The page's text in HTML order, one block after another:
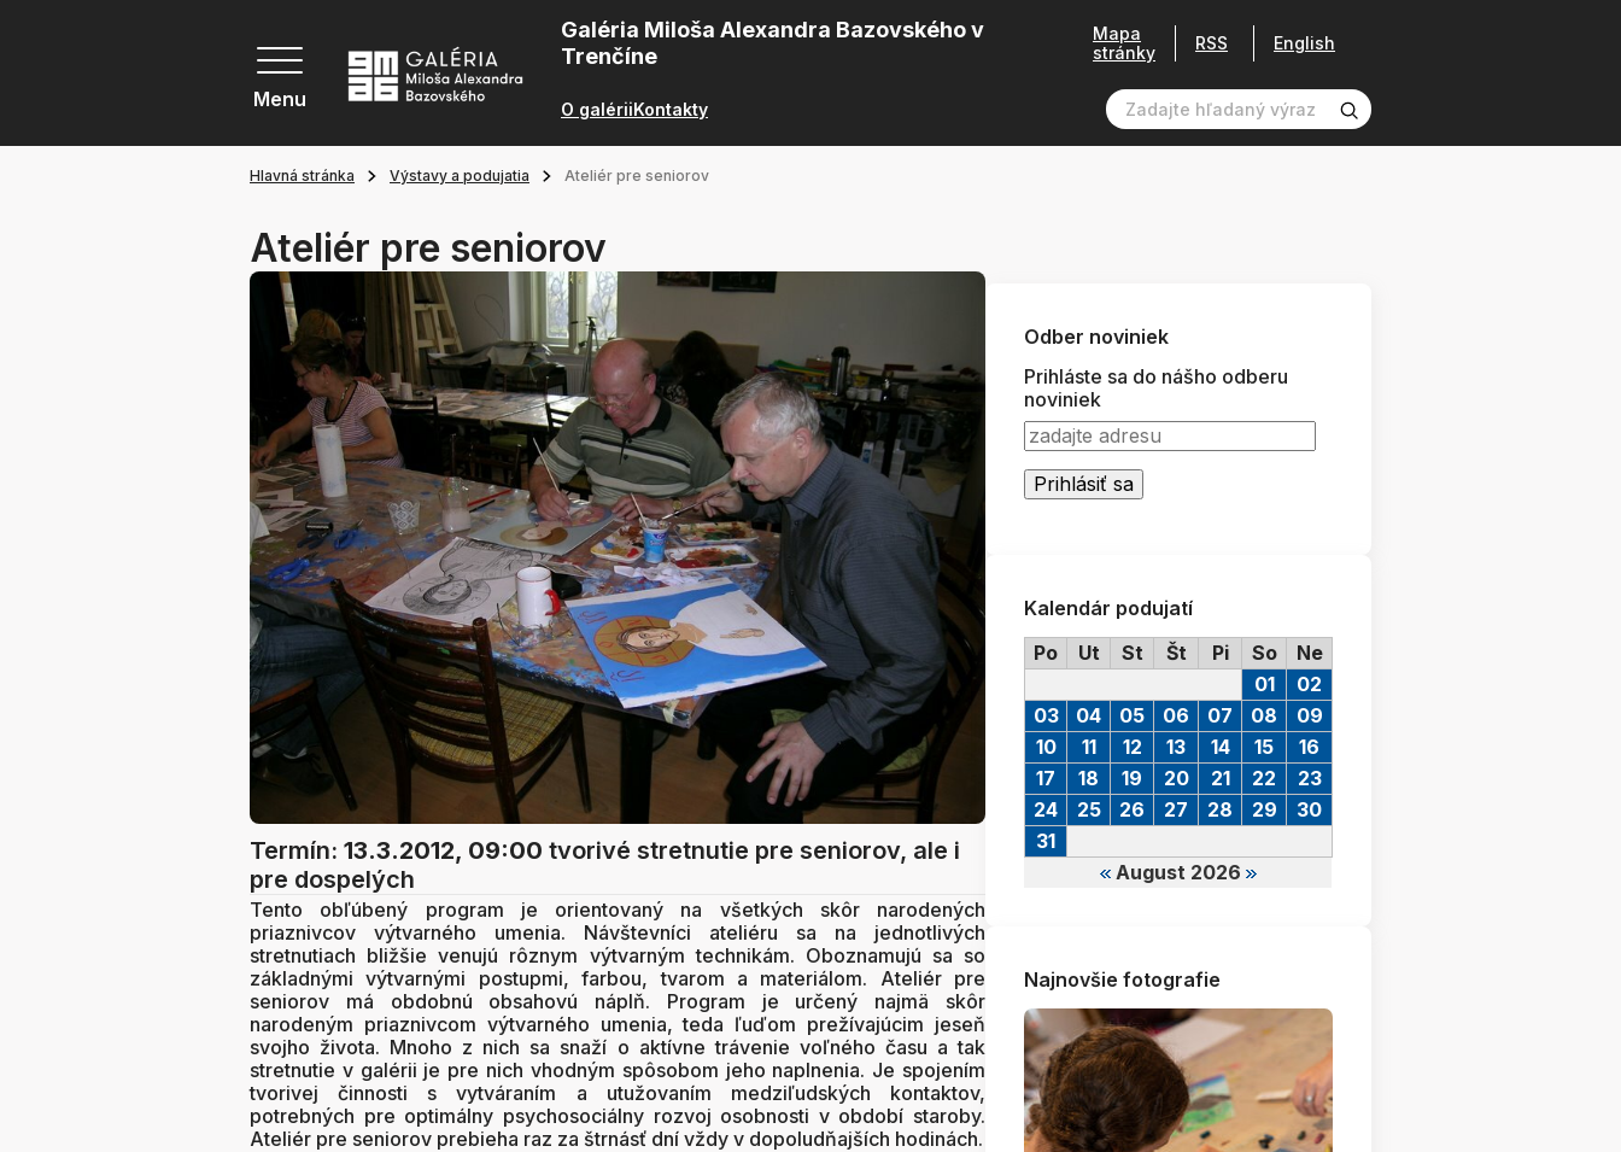
Menu
Galéria Miloša Alexandra Bazovského v
Trenčíne
O galériiKontakty
Mapa
stránky
RSS English
Hlavná stránka Výstavy a podujatia Ateliér pre seniorov
Ateliér pre seniorov
Termín: 13.3.2012, 09:00 tvorivé stretnutie pre seniorov, ale i
pre dospelých
Tento obľúbený program je orientovaný na všetkých skôr narodených
priaznivcov výtvarného umenia. Návštevníci ateliéru sa na jednotlivých
stretnutiach bližšie venujú rôznym výtvarným technikám. Oboznamujú sa so
základnými výtvarnými postupmi, farbou, tvarom a materiálom. Ateliér pre
seniorov má obdobnú obsahovú náplň. Program je určený najmä skôr
narodeným priaznivcom výtvarného umenia, teda ľuďom prežívajúcim jeseň
svojho života. Mnoho z nich sa snaží o aktívne trávenie voľného času a tak
stretnutie v galérii je pre nich vhodným spôsobom jeho naplnenia. Je spojením
tvorivej činnosti s vytváraním a utužovaním medziľudských kontaktov,
potrebných pre optimálny psychosociálny rozvoj osobnosti v období staroby.
Ateliér pre seniorov prebieha raz za štrnásť dní vždy v dopoludňajších hodinách.
Odber noviniek
Prihláste sa do nášho odberu
noviniek
Kalendár podujatí
Po
Ut St Št Pi So Ne
August 2026
01
02
03
04 05 06 07 08
09
10
11 12 13 14 15
16
17
18 19 20 21 22
23
24
25 26 27 28 29
30
31
Najnovšie fotografie